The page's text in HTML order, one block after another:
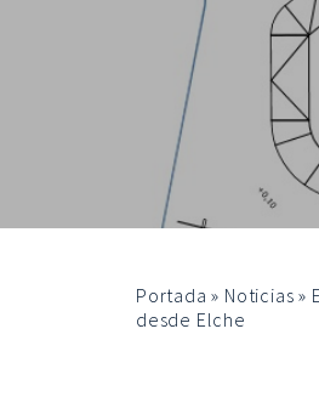
Portada » Noticias »
desde Elche